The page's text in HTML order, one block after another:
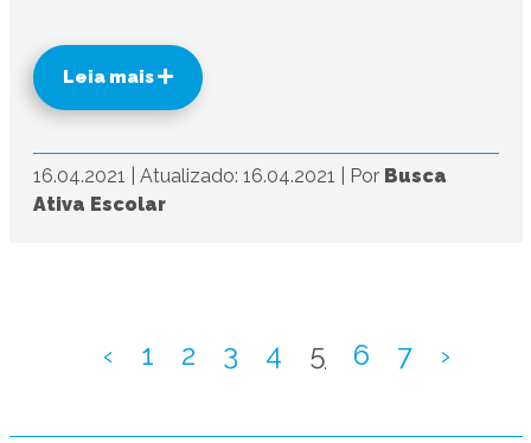
Leia mais
16.04.2021 Atualizado: 16.04.2021 Por Busca
Ativa Escolar
‹ 1 2 3 4 5 6 7 ›